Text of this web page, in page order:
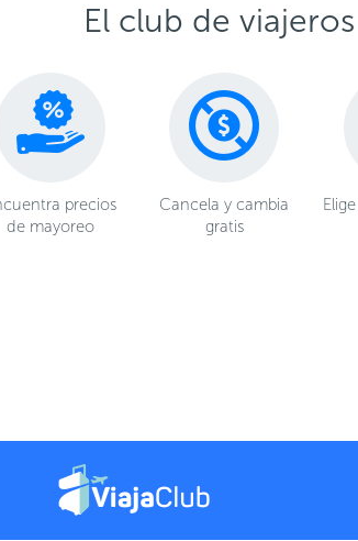
El club de
precios
de mayoreo
Cancela y cambia
gratis